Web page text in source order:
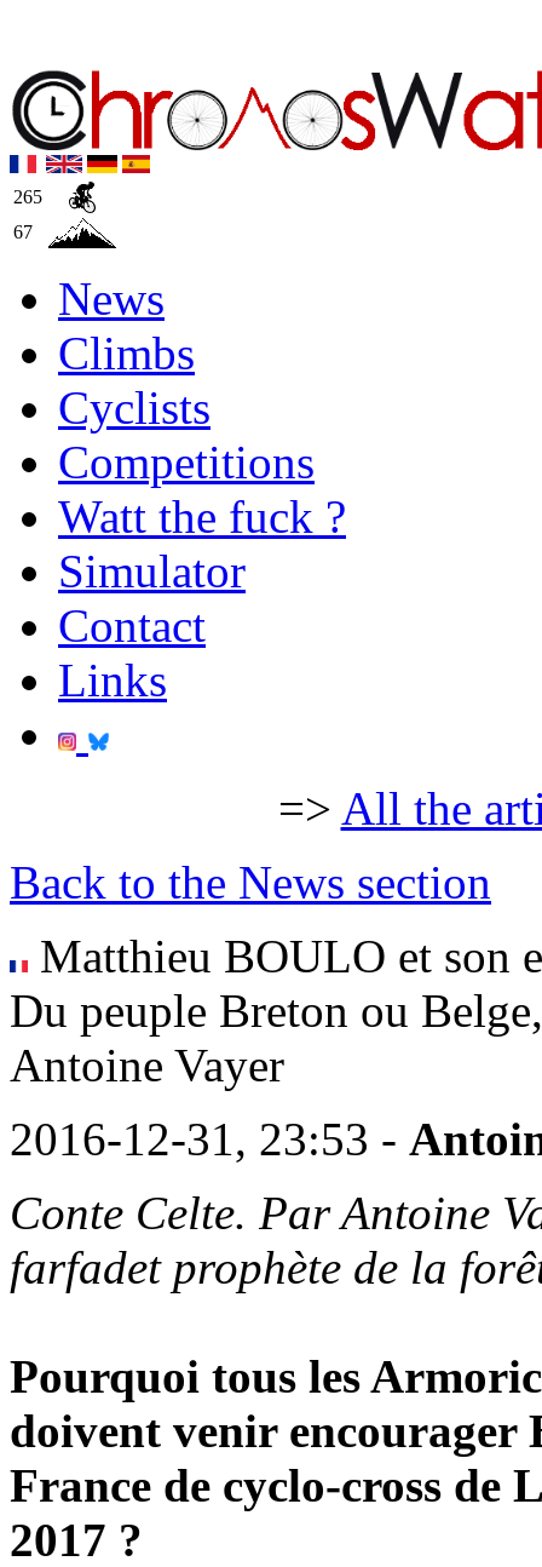
265
67
News
Climbs
Cyclists
Competitions
Watt the fuck ?
Simulator
Contact
Links
=> All the
Back to the News section
Matthieu BOULO et son
Du peuple Breton ou
Antoine Vayer
2016-12-31, 23:53 -
Conte Celte. Par Antoine
farfadet prophète de la
Pourquoi tous les
doivent venir encourager
France de cyclo-cross de
2017 ?